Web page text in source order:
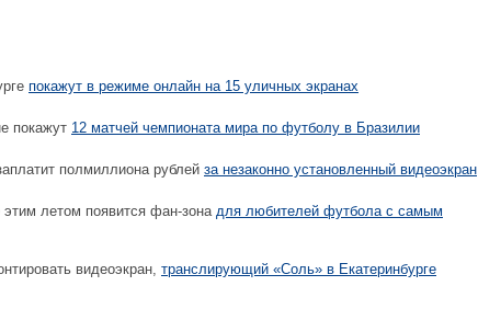
покажут в режиме онлайн на 15 уличных экранах
покажут 12 матчей чемпионата мира по футболу в Бразилии
полмиллиона рублей за незаконно установленный видеоэкран
летом появится фан-зона для любителей футбола с самым
видеоэкран, транслирующий «Соль» в Екатеринбурге